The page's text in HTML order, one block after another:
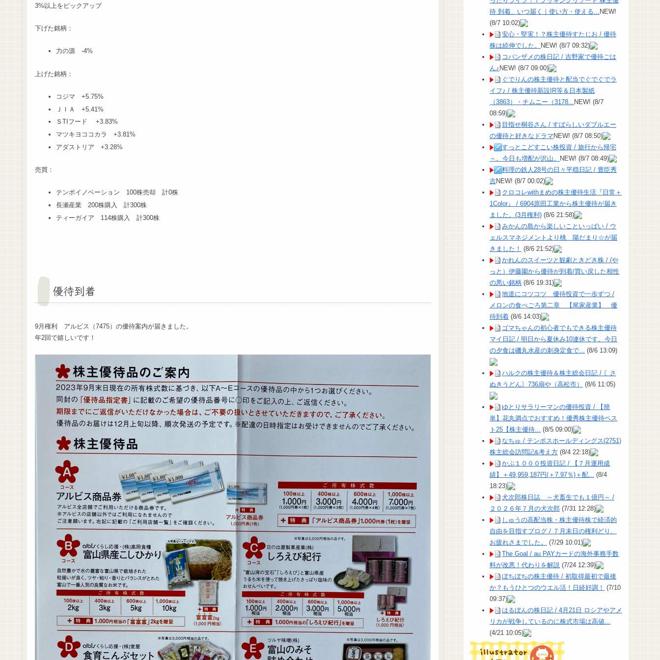
3%以上をピックアップ
下げた銘柄：
力の源 -4%
上げた銘柄：
コジマ +5.75%
ＪＩＡ +5.41%
ＳTIフード +3.83%
マツキヨココカラ +3.81%
アダストリア +3.28%
売買：
テンポイノベーション 100株売却 計0株
長瀬産業 200株購入 計300株
ティーガイア 114株購入 計300株
優待到着
9月権利 アルビス（7475）の優待案内が届きました。
年2回で嬉しいです！
待 到着、いつ届く｜使い方・使える... NEW!
(8/7 10:02)
安心・堅実！？株主優待すたじお / 優待
株は続伸でした。 NEW! (8/7 09:32)
コバンザメの株日記 / 吉野家で優待ごは
ん♪NEW! (8/7 09:00)
ぐでりんの株主優待と配当でぐでぐでラ
イフ♪ / 株主優待新設IR等＆日本製紙
（3863）・チムニー（3178... NEW! (8/7
08:59)
目指せ桐谷さん / すばらしいダブルエー
の優待と好きなドラマNEW! (8/7 08:50)
すっとこどすこい株投資 / 旅行から帰宅
～。今日も増配が沢山。 NEW! (8/7 08:49)
料理の鉄人28号の日々平穏日記 / 豊臣秀
吉NEW! (8/7 00:02)
クロコレwithまめの株主優待生活『日常＋
1Color』 / 6904原田工業から株主優待が届き
ました。(3月権利) (8/6 21:58)
みかんの島から楽しいこといっぱい / ウ
ェルスマネジメントより桃 陽だまり☆が届
きました！ (8/6 21:52)
かれんのスイーツと観劇ときどき株 / (や
っと）伊藤園から優待が到着/買い戻した相性
の悪い銘柄 (8/6 19:31)
地道にコツコツ 優待投資で一歩ずつ /
メロンの食べごろ第二章 【尾家産業】 優
待到着 (8/6 14:03)
ゴマちゃんの初心者でもできる株主優待
マイ日記 / 明日から夏休み10連休です。今日
の夕食は磯丸水産の刺身定食で...
(8/6 13:09)
ハルクの株主優待＆株主総会日記 / 〘さ
ぬきうどん〙736扇や（高松市）
(8/6 11:05)
ゆとりサラリーマンの優待投資 / 【簡
単】花丸満点でおすすめ！優秀株主優待ベス
ト25【株主優待...
(8/5 09:00)
なちゅ / テンポスホールディングス(2751)
株主総会訪問記&考え方 (8/4 22:18)
かぶ１０００投資日記 / 【７月運用成
績】＋49,959,187円(＋7.97％)＋配...
(8/4
18:23)
犬次郎株日誌 ～犬畜生でも１億円～ /
２０２６年７月の犬次郎 (7/31 12:28)
しゅうの高配当株・株主優待株で経済的
自由を目指すブログ / ７月末日の権利どり、
お疲れさまでした。
(7/29 10:01)
The Goal / au PAYカードの海外事務手数
料が改悪！代わりを解説 (7/24 12:39)
ぼちぼちの株主優待 / 初取得最初で最後
か？もうひとつのウエル活！日経好調！ (7/10
09:37)
はるぼんの株日記 / 4月21日 ロシアやアメ
リカが戦争しているのに株式市場は高値...
(4/21 10:05)